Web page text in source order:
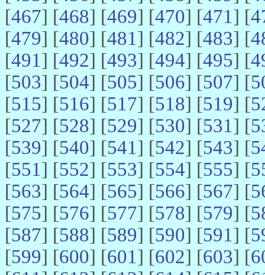
[467] [468] [469] [470] [471] [
[479] [480] [481] [482] [483] [
[491] [492] [493] [494] [495] [
[503] [504] [505] [506] [507] [
[515] [516] [517] [518] [519] [
[527] [528] [529] [530] [531] [
[539] [540] [541] [542] [543] [
[551] [552] [553] [554] [555] [
[563] [564] [565] [566] [567] [
[575] [576] [577] [578] [579] [
[587] [588] [589] [590] [591] [
[599] [600] [601] [602] [603] [